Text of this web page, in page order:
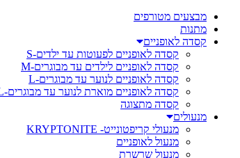
מבצעים מטורפים
מתנות
קסדה לאופניים
קסדה לאופניים לפעוטות עד ילדים-S
קסדה לאופניים לילדים עד מבוגרים-M
קסדה לאופניים לנוער עד מבוגרים-L
קסדה לאופניים מוארת לנוער עד מבוגרים-L
קסדה מתצוגה
מנעולים
מנעולי קריפטונייט- KRYPTONITE
מנעול לאופניים
מנעול שרשרת